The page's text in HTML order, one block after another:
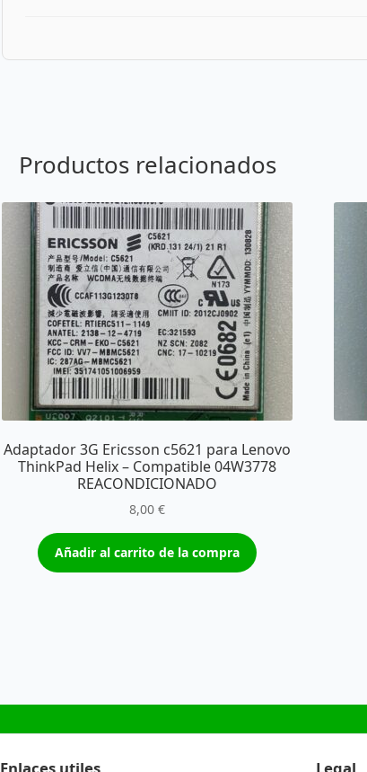
Productos relacionados
Adaptador 3G Ericsson c5621 para Lenovo
ThinkPad Helix – Compatible 04W3778
REACONDICIONADO
8,00 €
Añadir al carrito de la compra
Enlaces utiles Legal